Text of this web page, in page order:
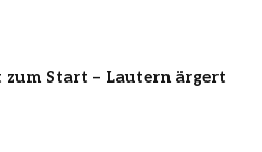
Start – Lautern ärgert